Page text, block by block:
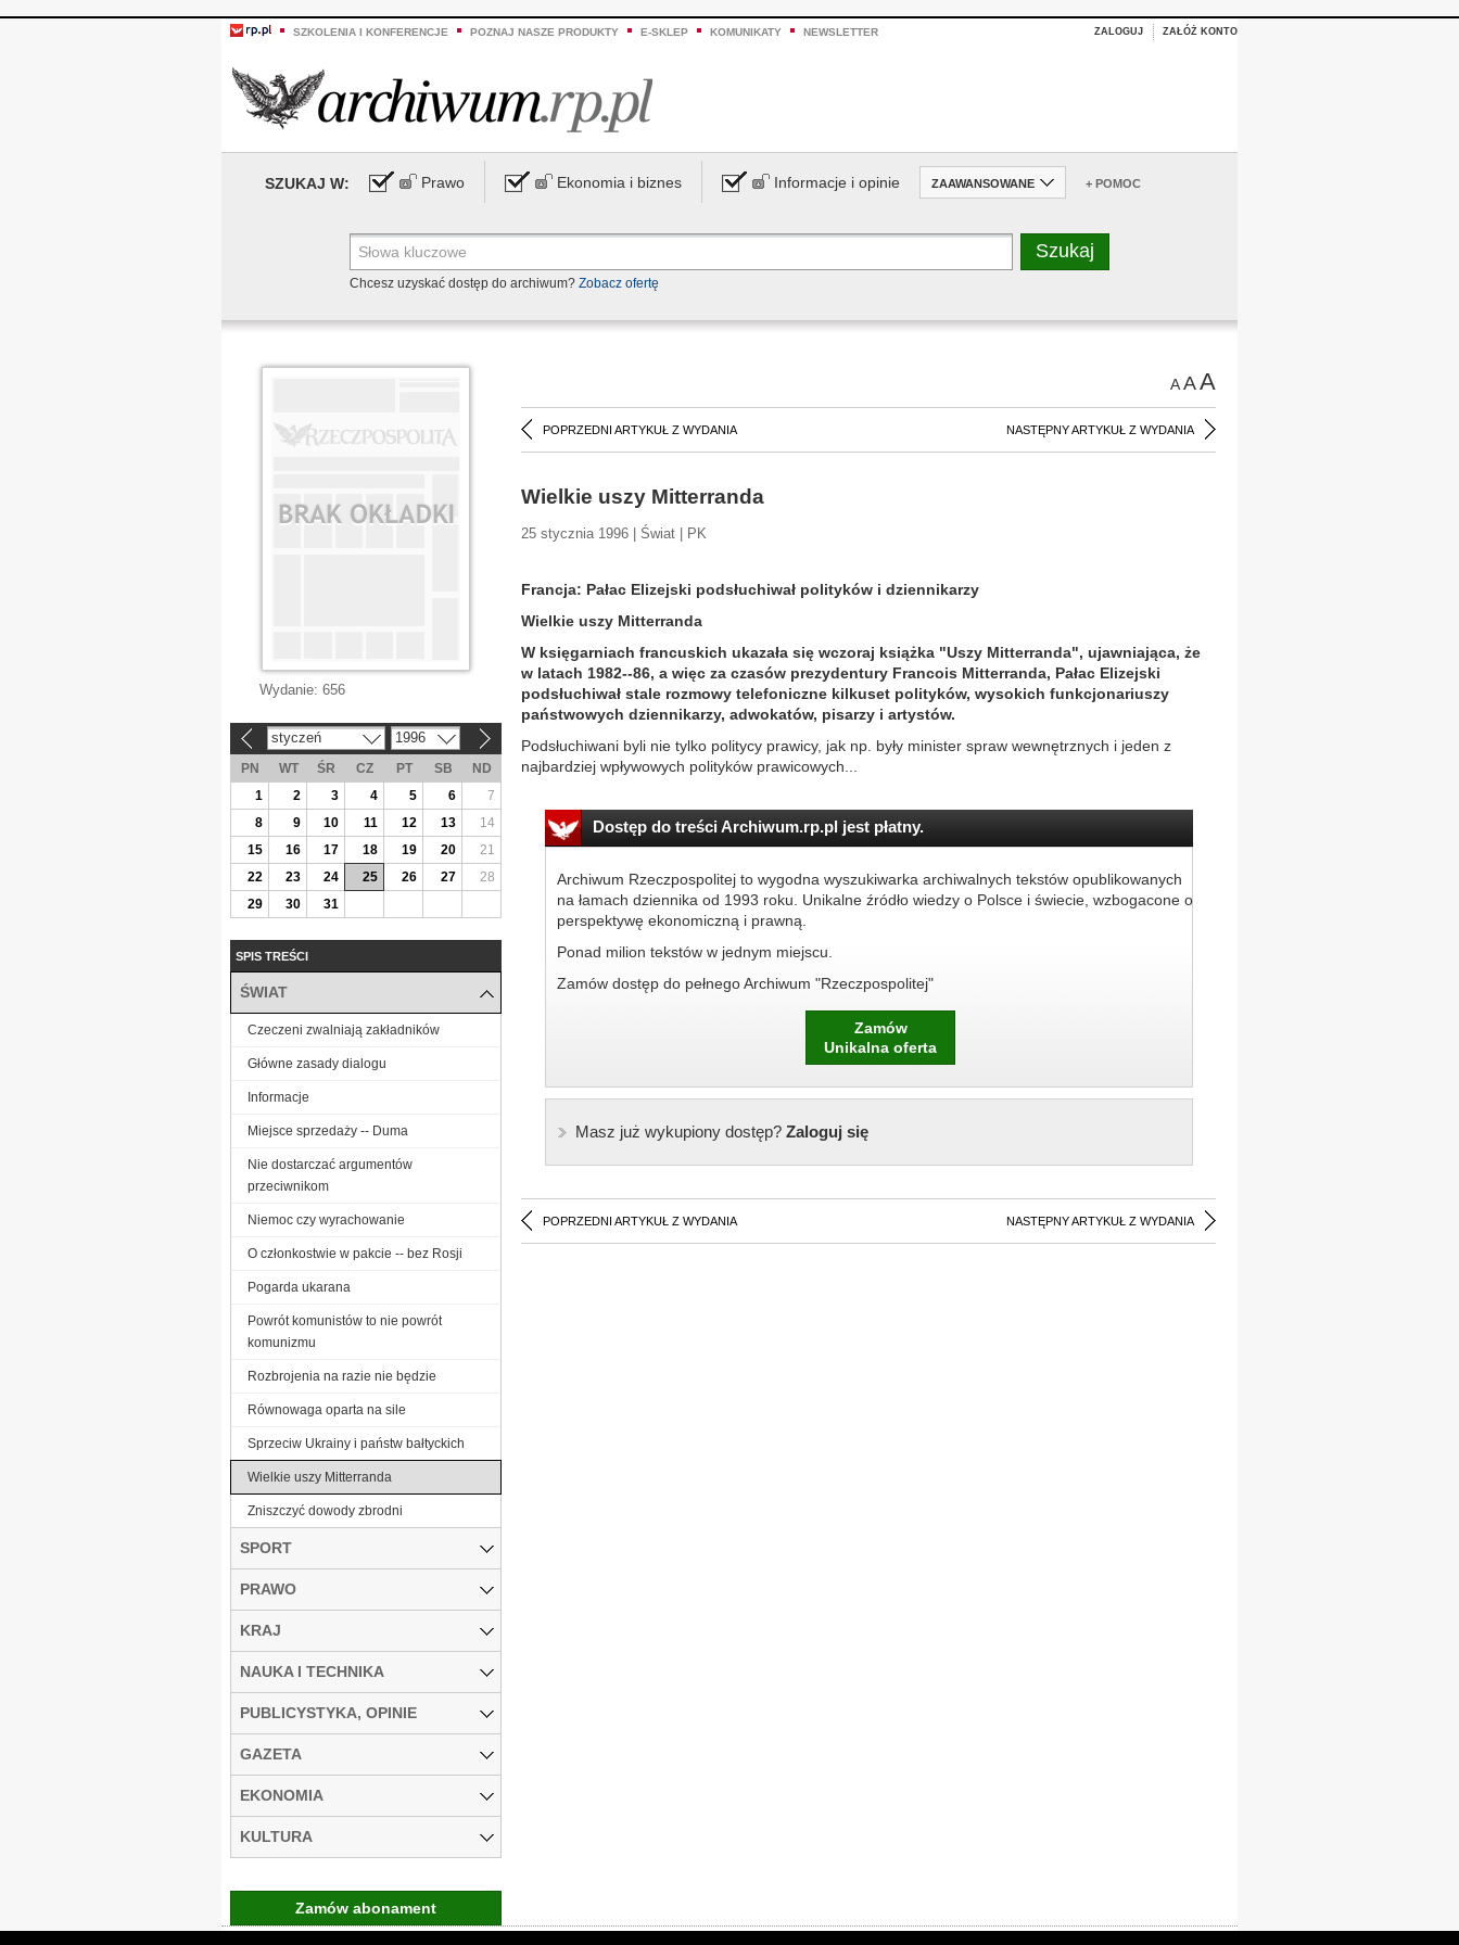
SZKOLENIA I KONFERENCJE POZNAJ NASZE PRODUKTY E-SKLEP KOMUNIKATY NEWSLETTER ZALOGUJ ZAŁÓŻ KONTO
SZUKAJ W: Prawo Ekonomia i biznes Informacje i opinie ZAAWANSOWANE + POMOC
Chcesz uzyskać dostęp do archiwum? Zobacz ofertę
AAA
POPRZEDNI ARTYKUŁ Z WYDANIA NASTĘPNY ARTYKUŁ Z WYDANIA
Wielkie uszy Mitterranda
25 stycznia 1996 | Świat | PK
Francja: Pałac Elizejski podsłuchiwał polityków i dziennikarzy
Wielkie uszy Mitterranda
W księgarniach francuskich ukazała się wczoraj książka "Uszy Mitterranda", ujawniająca, że
w latach 1982--86, a więc za czasów prezydentury Francois Mitterranda, Pałac Elizejski
podsłuchiwał stale rozmowy telefoniczne kilkuset polityków, wysokich funkcjonariuszy
państwowych dziennikarzy, adwokatów, pisarzy i artystów.
Podsłuchiwani byli nie tylko politycy prawicy, jak np. były minister spraw wewnętrznych i jeden z
najbardziej wpływowych polityków prawicowych...
Dostęp do treści Archiwum.rp.pl jest płatny.
Archiwum Rzeczpospolitej to wygodna wyszukiwarka archiwalnych tekstów opublikowanych
na łamach dziennika od 1993 roku. Unikalne źródło wiedzy o Polsce i świecie, wzbogacone o
perspektywę ekonomiczną i prawną.
Ponad milion tekstów w jednym miejscu.
Zamów dostęp do pełnego Archiwum "Rzeczpospolitej"
Zamów
Unikalna oferta
Masz już wykupiony dostęp?Zaloguj się
POPRZEDNI ARTYKUŁ Z WYDANIA NASTĘPNY ARTYKUŁ Z WYDANIA
Wydanie: 656
styczeń 1996
PN WT ŚR CZ PT SB
ND
1
2 3 4 5 6
7
8
9 10 11 12 13
14
15
16 17 18 19 20
21
22
23 24 25 26 27
28
29
30 31
SPIS TREŚCI
ŚWIAT
Czeczeni zwalniają zakładników
Główne zasady dialogu
Informacje
Miejsce sprzedaży -- Duma
Nie dostarczać argumentów
przeciwnikom
Niemoc czy wyrachowanie
O członkostwie w pakcie -- bez Rosji
Pogarda ukarana
Powrót komunistów to nie powrót
komunizmu
Rozbrojenia na razie nie będzie
Równowaga oparta na sile
Sprzeciw Ukrainy i państw bałtyckich
Wielkie uszy Mitterranda
Zniszczyć dowody zbrodni
SPORT
PRAWO
KRAJ
NAUKA I TECHNIKA
PUBLICYSTYKA, OPINIE
GAZETA
EKONOMIA
KULTURA
Zamów abonament